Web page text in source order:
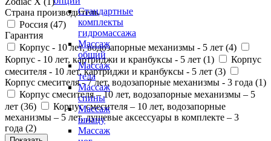
Стандартные
комплекты
гидромассажа
Массаж
общий
Массаж
тела
Массаж
спины
Массаж
шиацу
Массаж
Страна производитель
Россия (47)
Гарантия
Корпус - 10 лет, водозапорные механизмы - 5 лет (4)
Корпус - 10 лет, картриджи и кранбуксы - 5 лет (1)
Корпус
смесителя - 10 лет, картриджи и кранбуксы - 5 лет (3)
Корпус смесителя - 7 лет, водозапорные механизмы - 3 года (1)
Корпус смесителя – 10 лет, водозапорные механизмы – 5
лет (36)
Корпус смесителя – 10 лет, водозапорные
механизмы – 5 лет, душевые аксессуары в комплекте – 3
года (2)